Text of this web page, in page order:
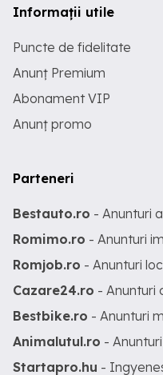
Informații utile
Puncte de fidelitate
Anunț Premium
Abonament VIP
Anunț promo
Parteneri
Bestauto.ro - Anunturi
Romimo.ro - Anunturi
Romjob.ro - Anunturi
Cazare24.ro - Anunturi
Bestbike.ro - Anunturi
Animalutul.ro -
Startapro.hu -